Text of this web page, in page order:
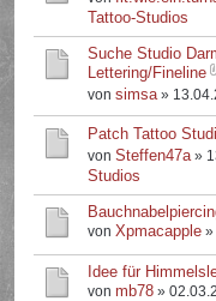
Tattoo-Studios
Suche Studio
Lettering/Fineline
vonsimsa»
Patch Tattoo
vonSteffen47a»
Studios
vonXpmacapple »
Idee für
vonmb78 »